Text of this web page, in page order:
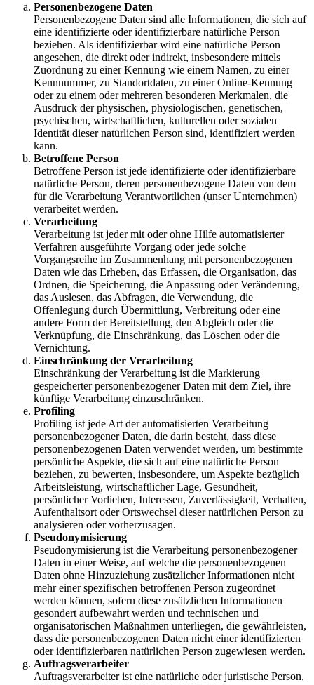
Personenbezogene Daten
Personenbezogene Daten sind alle Informationen, die sich auf
eine identifizierte oder identifizierbare natürliche Person
beziehen. Als identifizierbar wird eine natürliche Person
angesehen, die direkt oder indirekt, insbesondere mittels
Zuordnung zu einer Kennung wie einem Namen, zu einer
Kennnummer, zu Standortdaten, zu einer Online-Kennung
oder zu einem oder mehreren besonderen Merkmalen, die
Ausdruck der physischen, physiologischen, genetischen,
psychischen, wirtschaftlichen, kulturellen oder sozialen
Identität dieser natürlichen Person sind, identifiziert werden
kann.
Betroffene Person
Betroffene Person ist jede identifizierte oder identifizierbare
natürliche Person, deren personenbezogene Daten von dem
für die Verarbeitung Verantwortlichen (unser Unternehmen)
verarbeitet werden.
Verarbeitung
Verarbeitung ist jeder mit oder ohne Hilfe automatisierter
Verfahren ausgeführte Vorgang oder jede solche
Vorgangsreihe im Zusammenhang mit personenbezogenen
Daten wie das Erheben, das Erfassen, die Organisation, das
Ordnen, die Speicherung, die Anpassung oder Veränderung,
das Auslesen, das Abfragen, die Verwendung, die
Offenlegung durch Übermittlung, Verbreitung oder eine
andere Form der Bereitstellung, den Abgleich oder die
Verknüpfung, die Einschränkung, das Löschen oder die
Vernichtung.
Einschränkung der Verarbeitung
Einschränkung der Verarbeitung ist die Markierung
gespeicherter personenbezogener Daten mit dem Ziel, ihre
künftige Verarbeitung einzuschränken.
Profiling
Profiling ist jede Art der automatisierten Verarbeitung
personenbezogener Daten, die darin besteht, dass diese
personenbezogenen Daten verwendet werden, um bestimmte
persönliche Aspekte, die sich auf eine natürliche Person
beziehen, zu bewerten, insbesondere, um Aspekte bezüglich
Arbeitsleistung, wirtschaftlicher Lage, Gesundheit,
persönlicher Vorlieben, Interessen, Zuverlässigkeit, Verhalten,
Aufenthaltsort oder Ortswechsel dieser natürlichen Person zu
analysieren oder vorherzusagen.
Pseudonymisierung
Pseudonymisierung ist die Verarbeitung personenbezogener
Daten in einer Weise, auf welche die personenbezogenen
Daten ohne Hinzuziehung zusätzlicher Informationen nicht
mehr einer spezifischen betroffenen Person zugeordnet
werden können, sofern diese zusätzlichen Informationen
gesondert aufbewahrt werden und technischen und
organisatorischen Maßnahmen unterliegen, die gewährleisten,
dass die personenbezogenen Daten nicht einer identifizierten
oder identifizierbaren natürlichen Person zugewiesen werden.
Auftragsverarbeiter
Auftragsverarbeiter ist eine natürliche oder juristische Person,